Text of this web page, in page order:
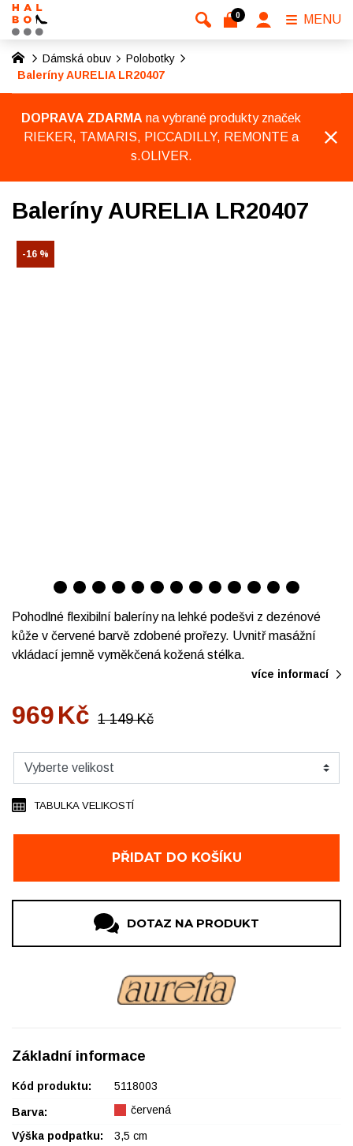
Dámská obuv
Polobotky
Baleríny AURELIA LR20407
DOPRAVA ZDARMA na vybrané produkty značek
RIEKER, TAMARIS, PICCADILLY, REMONTE a
s.OLIVER.
Baleríny AURELIA LR20407
-16 %
Pohodlné flexibilní baleríny na lehké podešvi z dezénové
kůže v červené barvě zdobené prořezy. Uvnitř masážní
vkládací jemně vyměkčená kožená stélka.
více informací
969Kč 1 149 Kč
PŘIDAT DO KOŠÍKU
TABULKA VELIKOSTÍ
DOTAZ NA PRODUKT
Základní informace
Kód produktu: 5118003
Barva: červená
Výška podpatku:
3,5 cm
0 MENU